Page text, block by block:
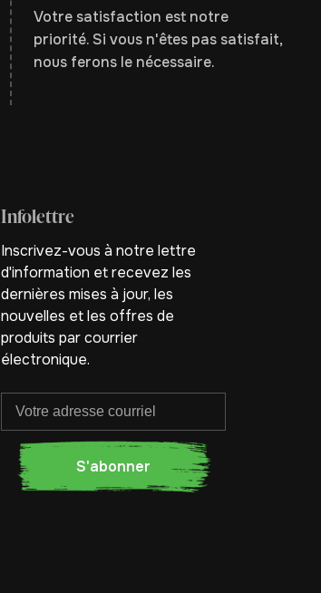
Votre satisfaction est notre
priorité. Si vous n'êtes pas satisfait,
nous ferons le nécessaire.
Infolettre
Inscrivez-vous à notre lettre
d'information et recevez les
dernières mises à jour, les
nouvelles et les offres de
produits par courrier
électronique.
S'abonner